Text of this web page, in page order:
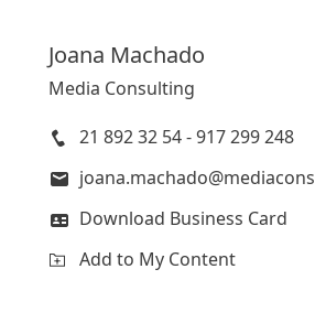
Joana Machado
Media Consulting
21 892 32 54 - 917 299 248
Download Business Card
Add to My Content